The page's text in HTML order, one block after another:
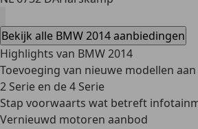
Bekijk alle BMW 2014 aanbiedingen
Highlights van BMW 2014
Toevoeging van nieuwe modellen
2 Serie en de 4 Serie
Stap voorwaarts wat betreft
Vernieuwd motoren aanbod